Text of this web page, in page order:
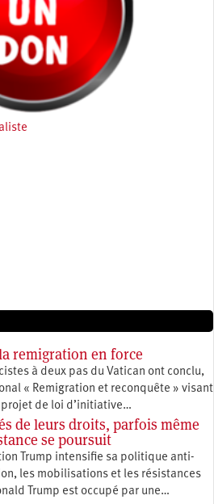
remigration en force
à deux pas du Vatican ont conclu,
« Remigration et reconquête » visant
projet de loi d’initiative…
de leurs droits, parfois même
se poursuit
Trump intensifie sa politique anti-
les mobilisations et les résistances
Trump est occupé par une…